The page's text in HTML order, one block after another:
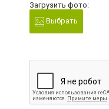
Загрузить фото:
Выбрать